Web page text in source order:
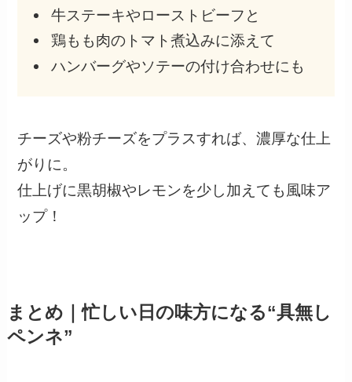
牛ステーキやローストビーフと
鶏もも肉のトマト煮込みに添えて
ハンバーグやソテーの付け合わせにも
チーズや粉チーズをプラスすれば、濃厚な仕上
がりに。
仕上げに黒胡椒やレモンを少し加えても風味ア
ップ！
まとめ｜忙しい日の味方になる“具無し
ペンネ”